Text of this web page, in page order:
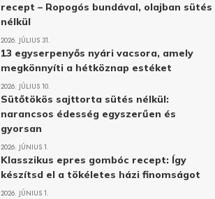
recept – Ropogós bundával, olajban sütés
nélkül
2026. JÚLIUS 31.
13 egyserpenyős nyári vacsora, amely
megkönnyíti a hétköznap estéket
2026. JÚLIUS 10.
Sütőtökös sajttorta sütés nélkül:
narancsos édesség egyszerűen és
gyorsan
2026. JÚNIUS 1.
Klasszikus epres gombóc recept: Így
készítsd el a tökéletes házi finomságot
2026. JÚNIUS 1.